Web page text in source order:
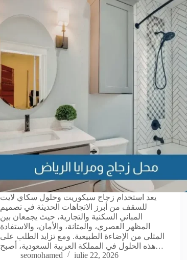
يعد استخدام زجاج سيكوريت وحلول سكاي لايت
للسقف من أبرز الاتجاهات الحديثة في تصميم
المباني السكنية والتجارية، حيث يجمعان بين
المظهر العصري، والمتانة، والأمان، والاستفادة
المثلى من الإضاءة الطبيعية. ومع تزايد الطلب على
هذه الحلول في المملكة العربية السعودية، أصبح…
seomohamed
iulie 22, 2026